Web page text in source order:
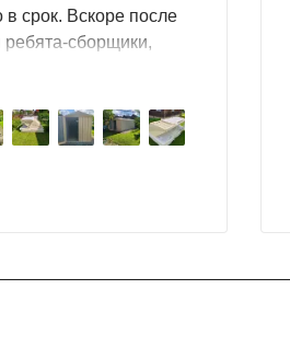
в срок. Вскоре после
ребята-сборщики,
всё собрали.
эту фирму.